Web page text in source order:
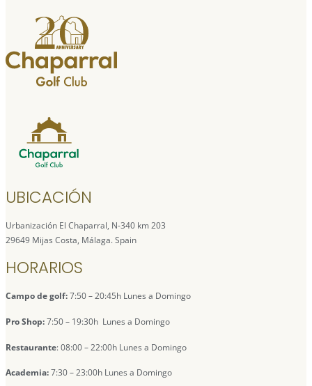
UBICACIÓN
Urbanización El Chaparral, N-340 km 203
29649 Mijas Costa, Málaga. Spain
HORARIOS
Campo de golf:7:50 – 20:45h Lunes a Domingo
Pro Shop:7:50 – 19:30h Lunes a Domingo
Restaurante: 08:00 – 22:00h Lunes a Domingo
Academia:7:30 – 23:00h Lunes a Domingo